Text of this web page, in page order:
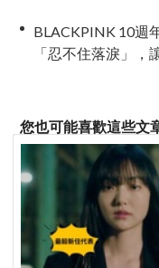
BLACKPINK 10週
「忍不住落淚」，
您也可能喜歡這些文